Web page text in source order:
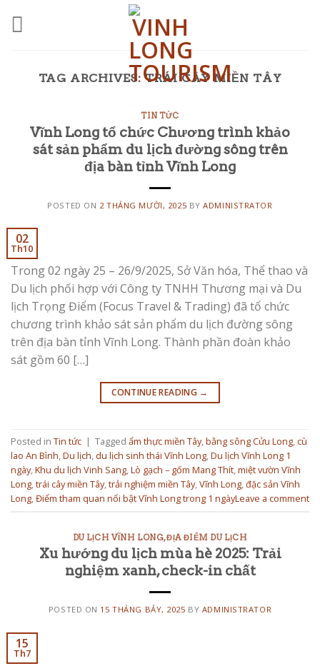
TAG ARCHIVES:TRÁI CÂY MIỀN TÂY
TIN TỨC
Vĩnh Long tổ chức Chương trình khảo
sát sản phẩm du lịch đường sông trên
địa bàn tỉnh Vĩnh Long
POSTED ON 2 THÁNG MƯỜI, 2025 BYADMINISTRATOR
02
Th10
Trong 02 ngày 25 – 26/9/2025, Sở Văn hóa, Thể thao và
Du lịch phối hợp với Công ty TNHH Thương mại và Du
lịch Trọng Điểm (Focus Travel & Trading) đã tổ chức
chương trình khảo sát sản phẩm du lịch đường sông
trên địa bàn tỉnh Vĩnh Long. Thành phần đoàn khảo
sát gồm 60 […]
CONTINUE READING →
Posted in Tin tức | Tagged ẩm thực miền Tây,bằng sông Cửu Long,cù
lao An Bình,Du lịch, du lịch sinh thái Vĩnh Long,Du lịch Vĩnh Long 1
ngày,Khu du lịch Vinh Sang,Lò gạch – gốm Mang Thít,miệt vườn Vĩnh
Long,trái cây miền Tây,trải nghiệm miền Tây,Vĩnh Long,đặc sản Vĩnh
Long,Điểm tham quan nổi bật Vĩnh Long trong 1 ngàyLeave a comment
DU LỊCH VĨNH LONG,ĐỊA ĐIỂM DU LỊCH
Xu hướng du lịch mùa hè 2025: Trải
nghiệm xanh, check-in chất
POSTED ON 15 THÁNG BẢY, 2025 BY ADMINISTRATOR
15
Th7